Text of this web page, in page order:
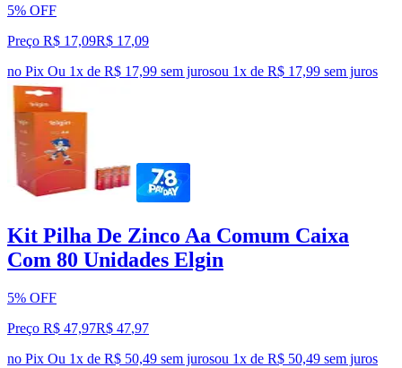
5% OFF
Preço R$ 17,09R$ 17,09
no Pix Ou 1x de R$ 17,99 sem jurosou 1x de R$ 17,99 sem juros
Kit Pilha De Zinco Aa Comum Caixa
Com 80 Unidades Elgin
5% OFF
Preço R$ 47,97R$ 47,97
no Pix Ou 1x de R$ 50,49 sem jurosou 1x de R$ 50,49 sem juros